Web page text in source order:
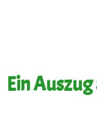
Ein